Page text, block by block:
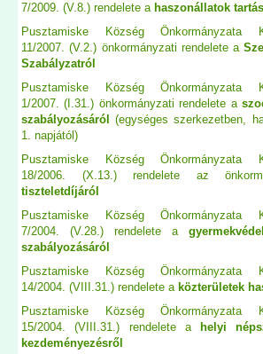
7/2009. (V.8.) rendelete a haszonállatok
Pusztamiske Község Önkormányzata
11/2007. (V.2.) önkormányzati rendelete a
Szabályzatról
Pusztamiske Község Önkormányzata
1/2007. (I.31.) önkormányzati rendelete a
szabályozásáról
(egységes szerkezetben,
1. napjától)
Pusztamiske Község Önkormányzata
18/2006. (X.13.) rendelete az
tiszteletdíjáról
Pusztamiske Község Önkormányzata
7/2004. (V.28.) rendelete a
szabályozásáról
Pusztamiske Község Önkormányzata
14/2004. (VIII.31.) rendelete a közterületek
Pusztamiske Község Önkormányzata
15/2004. (VIII.31.) rendelete a
helyi
kezdeményezésről